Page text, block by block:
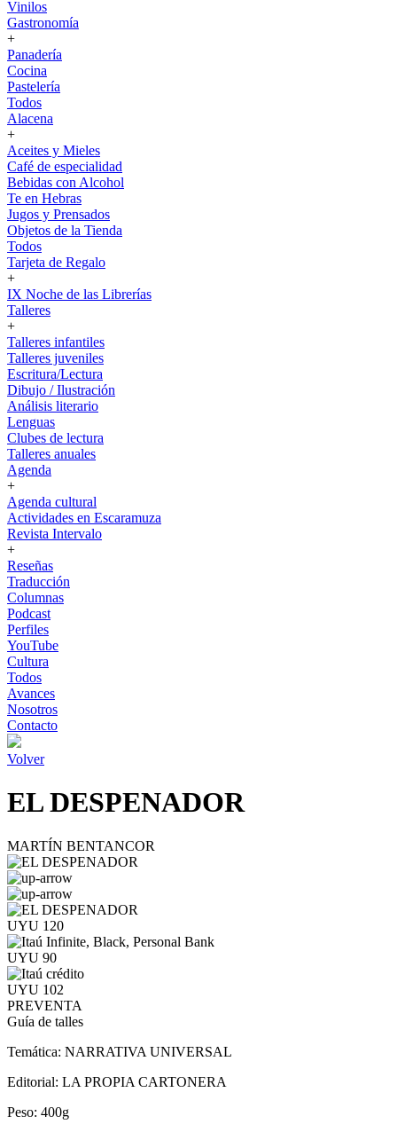
Vinilos
Gastronomía
+
Panadería
Cocina
Pastelería
Todos
Alacena
+
Aceites y Mieles
Café de especialidad
Bebidas con Alcohol
Te en Hebras
Jugos y Prensados
Objetos de la Tienda
Todos
Tarjeta de Regalo
+
IX Noche de las Librerías
Talleres
+
Talleres infantiles
Talleres juveniles
Escritura/Lectura
Dibujo / Ilustración
Análisis literario
Lenguas
Clubes de lectura
Talleres anuales
Agenda
+
Agenda cultural
Actividades en Escaramuza
Revista Intervalo
+
Reseñas
Traducción
Columnas
Podcast
Perfiles
YouTube
Cultura
Todos
Avances
Nosotros
Contacto
Volver
EL DESPENADOR
MARTÍN BENTANCOR
UYU 120
UYU 90
UYU 102
PREVENTA
Guía de talles
Temática: NARRATIVA UNIVERSAL
Editorial: LA PROPIA CARTONERA
Peso: 400g